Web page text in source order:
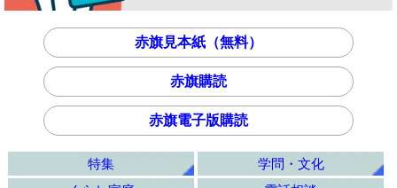
赤旗見本紙（無料）
赤旗購読
赤旗電子版購読
特集
学問・文化